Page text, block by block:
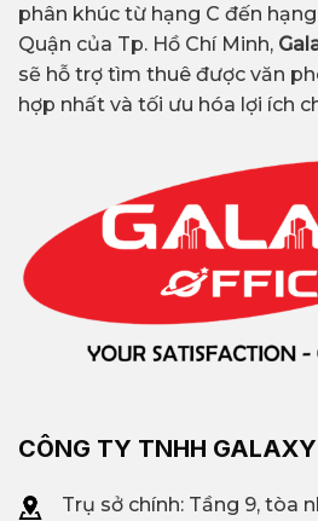
phân khúc từ hạng C đến
Quận của Tp. Hồ Chí Minh,
sẽ hỗ trợ tìm thuê được văn
hợp nhất và tối ưu hóa lợi ích
CÔNG TY TNHH GALAXY
Trụ sở chính: Tầng 9, tòa